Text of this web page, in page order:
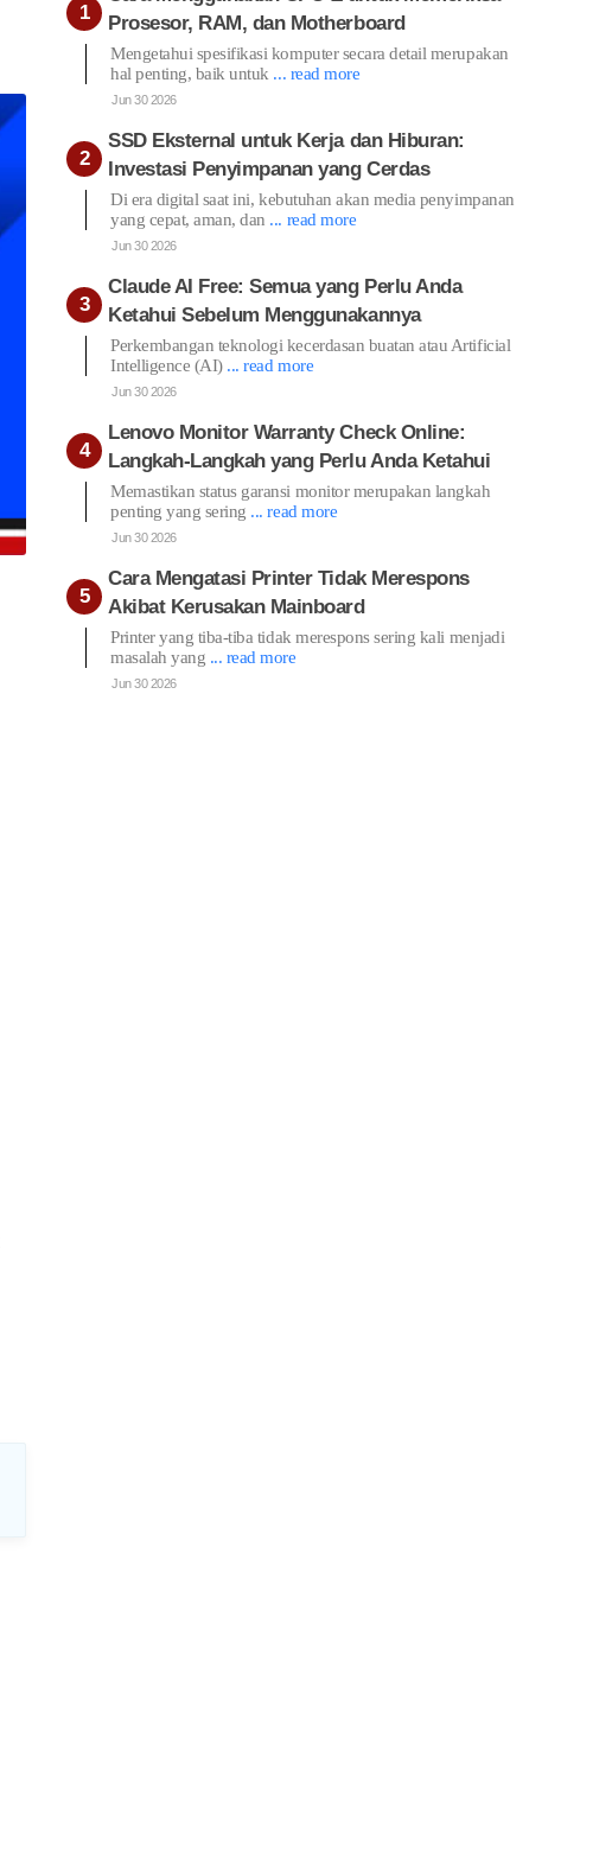
Prosesor, RAM, dan Motherboard
Mengetahui spesifikasi komputer secara detail merupakan
hal penting, baik untuk ... read more
Jun 30 2026
SSD Eksternal untuk Kerja dan Hiburan:
Investasi Penyimpanan yang Cerdas
Di era digital saat ini, kebutuhan akan media penyimpanan
yang cepat, aman, dan ... read more
Jun 30 2026
Claude AI Free: Semua yang Perlu Anda
Ketahui Sebelum Menggunakannya
Perkembangan teknologi kecerdasan buatan atau Artificial
Intelligence (AI) ... read more
Jun 30 2026
Lenovo Monitor Warranty Check Online:
Langkah-Langkah yang Perlu Anda Ketahui
Memastikan status garansi monitor merupakan langkah
penting yang sering ... read more
Jun 30 2026
Cara Mengatasi Printer Tidak Merespons
Akibat Kerusakan Mainboard
Printer yang tiba-tiba tidak merespons sering kali menjadi
masalah yang ... read more
Jun 30 2026